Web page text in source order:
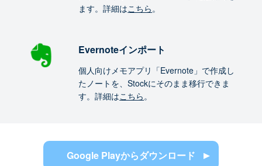
ます。詳細はこちら。
Evernoteインポート
個人向けメモアプリ「Evernote」で作成し
たノートを、Stockにそのまま移行できま
す。詳細はこちら。
Google Playからダウンロード